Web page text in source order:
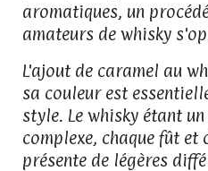
aromatiques, un
amateurs de whisky
L'ajout de caramel au
sa couleur est
style. Le whisky étant
complexe, chaque fût et
présente de légères